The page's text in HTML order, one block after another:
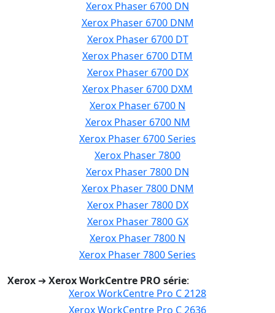
Xerox Phaser 6700 DN
Xerox Phaser 6700 DNM
Xerox Phaser 6700 DT
Xerox Phaser 6700 DTM
Xerox Phaser 6700 DX
Xerox Phaser 6700 DXM
Xerox Phaser 6700 N
Xerox Phaser 6700 NM
Xerox Phaser 6700 Series
Xerox Phaser 7800
Xerox Phaser 7800 DN
Xerox Phaser 7800 DNM
Xerox Phaser 7800 DX
Xerox Phaser 7800 GX
Xerox Phaser 7800 N
Xerox Phaser 7800 Series
Xerox ➔Xerox WorkCentre PRO série:
Xerox WorkCentre Pro C 2128
Xerox WorkCentre Pro C 2636